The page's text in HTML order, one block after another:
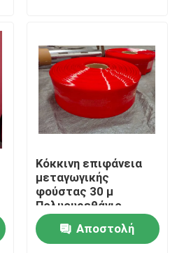
Κόκκινη επιφάνεια
μεταγωγικής
φούστας 30 μ
Πολυουρεθάνιο
φούστος μακρά
διάρκεια ζωής
Αποστολή